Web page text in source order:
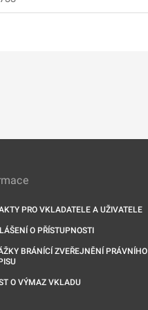
PRO VKLADATELE A UŽIVATELE
O PŘÍSTUPNOSTI
BRÁNÍCÍ ZVEŘEJNĚNÍ PRÁVNÍHO
O VÝMAZ VKLADU